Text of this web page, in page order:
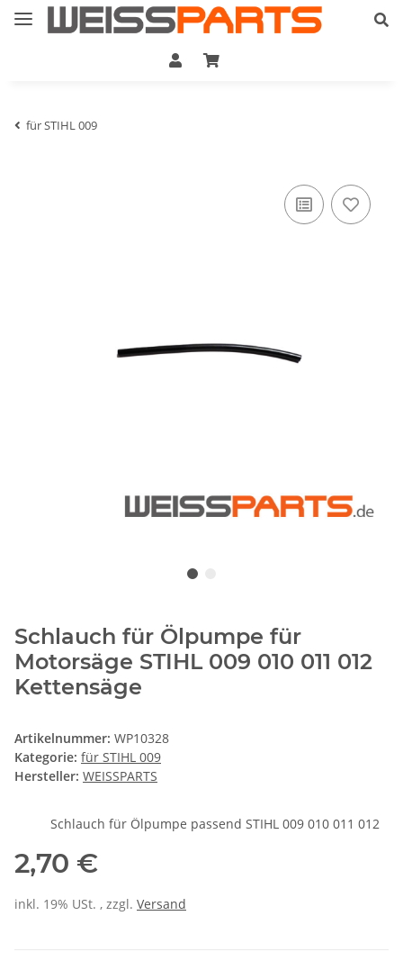
für STIHL 009
Schlauch für Ölpumpe für
Motorsäge STIHL 009 010 011 012
Kettensäge
Artikelnummer: WP10328
Kategorie: für STIHL 009
Hersteller: WEISSPARTS
Schlauch für Ölpumpe passend STIHL 009 010 011 012
2,70 €
inkl. 19% USt. , zzgl. Versand